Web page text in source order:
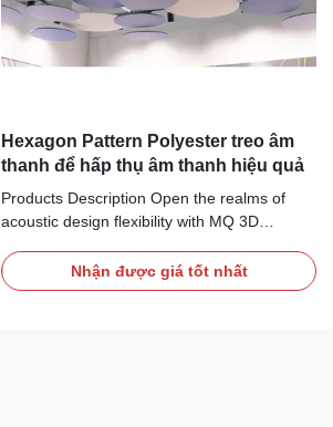
Hexagon Pattern Polyester treo âm
thanh để hấp thụ âm thanh hiệu quả
Products Description Open the realms of
acoustic design flexibility with MQ 3D
acoustic wall panel designed to create a
contemporary finish and add simple and
Nhận được giá tốt nhất